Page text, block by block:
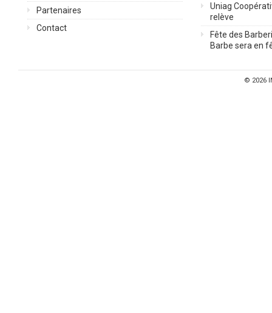
Partenaires
Contact
Uniag
relève
Fête des
Barbe sera en
© 2026